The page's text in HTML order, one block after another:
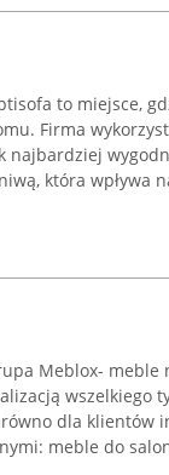
to miejsce,
Firma
najbardziej
która wpływa
Meblox- meble
wszelkiego
dla klientów
meble do